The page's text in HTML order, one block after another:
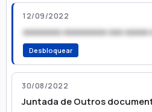
12/09/2022
xxxxxxxx xxxxxxxxx xxx
Desbloquear
30/08/2022
Juntada de Outros